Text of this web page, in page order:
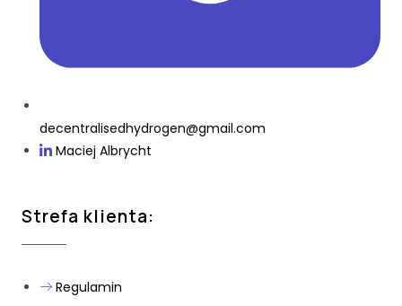
decentralisedhydrogen@gmail.com
Maciej Albrycht
Strefa klienta:
Regulamin